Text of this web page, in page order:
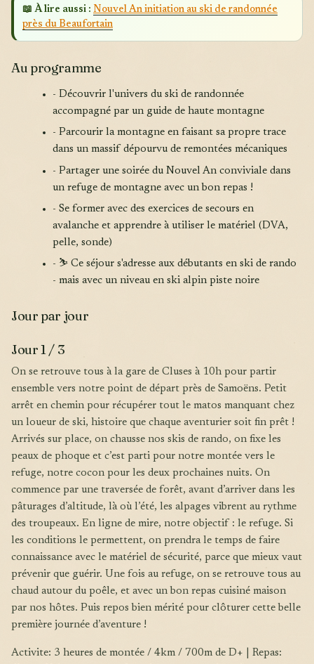
📖 À lire aussi : Nouvel An initiation au ski de randonnée
près du Beaufortain
Au programme
- Découvrir l'univers du ski de randonnée
accompagné par un guide de haute montagne
- Parcourir la montagne en faisant sa propre trace
dans un massif dépourvu de remontées mécaniques
- Partager une soirée du Nouvel An conviviale dans
un refuge de montagne avec un bon repas !
- Se former avec des exercices de secours en
avalanche et apprendre à utiliser le matériel (DVA,
pelle, sonde)
- ⛷️ Ce séjour s'adresse aux débutants en ski de rando
- mais avec un niveau en ski alpin piste noire
Jour par jour
Jour 1 / 3
On se retrouve tous à la gare de Cluses à 10h pour partir
ensemble vers notre point de départ près de Samoëns. Petit
arrêt en chemin pour récupérer tout le matos manquant chez
un loueur de ski, histoire que chaque aventurier soit fin prêt !
Arrivés sur place, on chausse nos skis de rando, on fixe les
peaux de phoque et c’est parti pour notre montée vers le
refuge, notre cocon pour les deux prochaines nuits. On
commence par une traversée de forêt, avant d’arriver dans les
pâturages d’altitude, là où l’été, les alpages vibrent au rythme
des troupeaux. En ligne de mire, notre objectif : le refuge. Si
les conditions le permettent, on prendra le temps de faire
connaissance avec le matériel de sécurité, parce que mieux vaut
prévenir que guérir. Une fois au refuge, on se retrouve tous au
chaud autour du poêle, et avec un bon repas cuisiné maison
par nos hôtes. Puis repos bien mérité pour clôturer cette belle
première journée d’aventure !
Activite: 3 heures de montée / 4km / 700m de D+ | Repas: